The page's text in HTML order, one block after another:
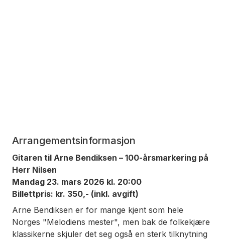
Arrangementsinformasjon
Gitaren til Arne Bendiksen – 100-årsmarkering på
Herr Nilsen
Mandag 23. mars 2026 kl. 20:00
Billettpris: kr. 350,- (inkl. avgift)
Arne Bendiksen er for mange kjent som hele
Norges "Melodiens mester", men bak de folkekjære
klassikerne skjuler det seg også en sterk tilknytning